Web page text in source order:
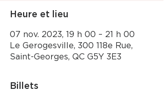
Heure et lieu
07 nov. 2023, 19 h 00 – 21 h 00
Le Gerogesville, 300 118e Rue,
Saint-Georges, QC G5Y 3E3
Billets